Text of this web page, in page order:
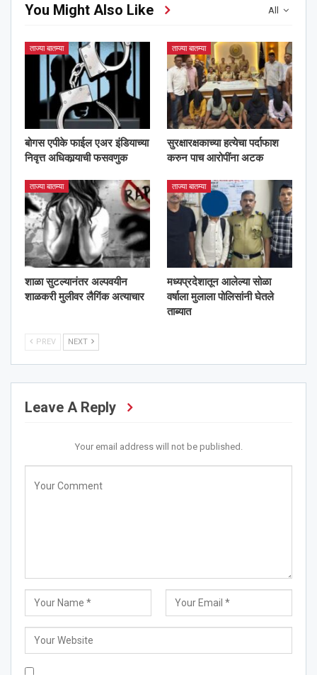
All
You Might Also Like
ताज्या बातम्या
बोगस एपीके फाईल एअर इंडियाच्या
निवृत्त अधिकार्‍याची फसवणुक
ताज्या बातम्या
सुरक्षारक्षकाच्या हत्येचा पर्दाफाश
करुन पाच आरोपींना अटक
ताज्या बातम्या
शाळा सुटल्यानंतर अल्पवयीन
शाळकरी मुलीवर लैगिंक अत्याचार
ताज्या बातम्या
मध्यप्रदेशातून आलेल्या सोळा
वर्षाला मुलाला पोलिसांनी घेतले
ताब्यात
PREV NEXT
Leave A Reply
Your email address will not be published.